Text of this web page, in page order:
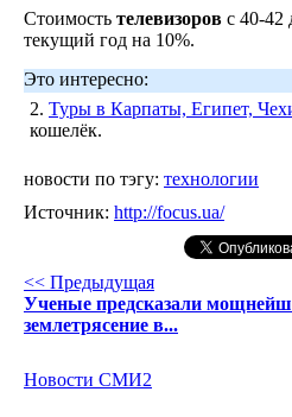
Стоимость телевизоров с 40-42
текущий год на 10%.
Это интересно:
2. Туры в Карпаты, Египет,
кошелёк.
новости по тэгу: технологии
Источник: http://focus.ua/
<< Предыдущая
Ученые предсказали
землетрясение в...
Новости СМИ2